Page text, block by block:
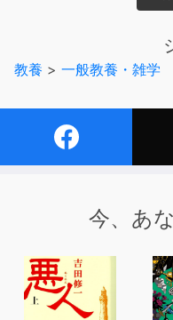
いる人は少なくないの
自らも兼業での執筆活
そこから明らかになる
まえがき 本が読めなか
第一章 労働を煽る自
第二章 「教養」が隔
級―大正時代
教養 > 一般教養・雑学
今、あ